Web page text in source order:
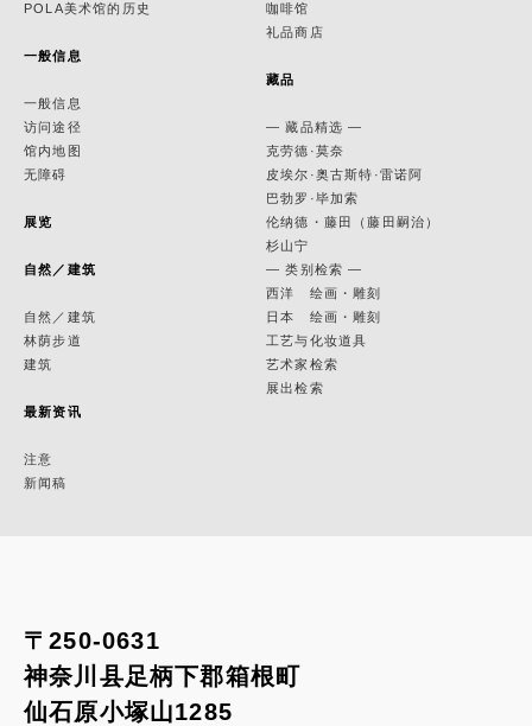
POLA美术馆的历史
一般信息
一般信息
访问途径
馆内地图
无障碍
展览
自然／建筑
自然／建筑
林荫步道
建筑
最新资讯
注意
新闻稿
咖啡馆
礼品商店
藏品
— 藏品精选 —
克劳德·莫奈
皮埃尔·奥古斯特·雷诺阿
巴勃罗·毕加索
伦纳德・藤田（藤田嗣治）
杉山宁
— 类别检索 —
西洋 绘画・雕刻
日本 绘画・雕刻
工艺与化妆道具
艺术家检索
展出检索
〒250-0631
神奈川县足柄下郡箱根町
仙石原小塚山1285